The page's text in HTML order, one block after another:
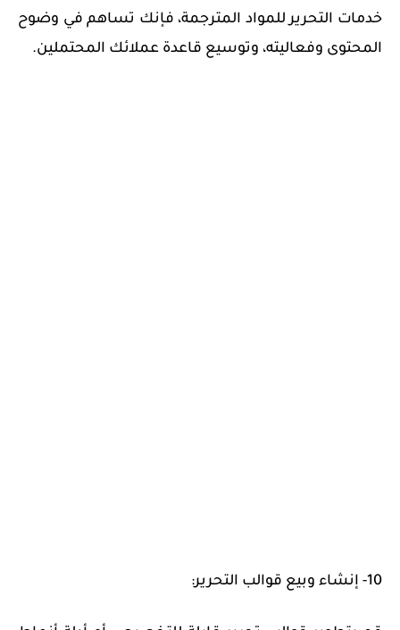
خدمات التحرير للمواد المترجمة، فإنك تساهم في وضوح
المحتوى وفعاليته، وتوسيع قاعدة عملائك المحتملين.
10- إنشاء وبيع قوالب التحرير: